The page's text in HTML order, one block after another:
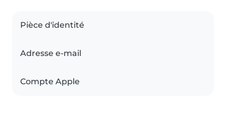
Pièce d'identité
Adresse e-mail
Compte Apple